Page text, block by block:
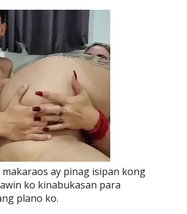
ay pinag isipan kong
ko kinabukasan para
plano ko.